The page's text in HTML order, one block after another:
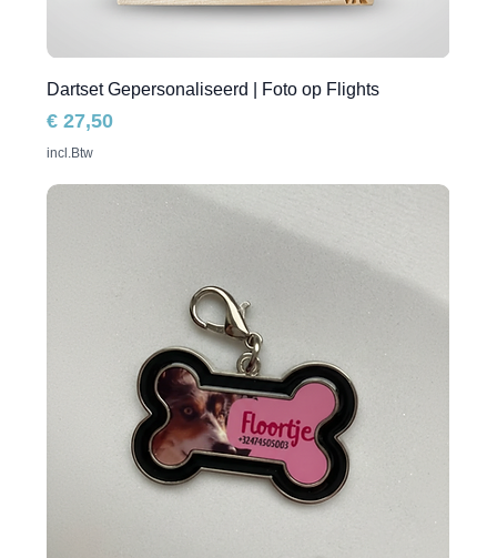
Dartset Gepersonaliseerd | Foto op Flights
Prijs
€ 27,50
incl.Btw